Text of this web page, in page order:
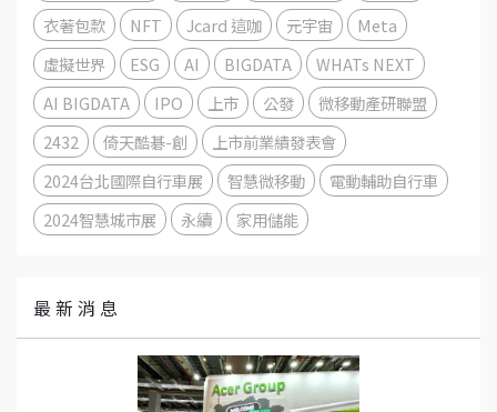
衣著包款
NFT Jcard 這咖 元宇宙
Meta
虛擬世界
ESG AI BIGDATA
WHATs NEXT
AI BIGDATA
IPO 上市 公發
微移動產研聯盟
2432
倚天酷碁-創
上市前業績發表會
2024台北國際自行車展
智慧微移動
電動輔助自行車
2024智慧城市展
永續 家用儲能
最 新 消 息